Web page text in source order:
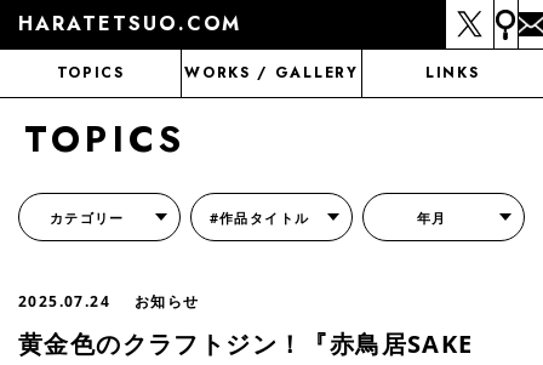
HARATETSUO.COM
TOPICS WORKS / GALLERY LINKS
TOPICS
カテゴリー #作品タイトル 年月
2025.07.24 お知らせ
黄金色のクラフトジン！『赤鳥居SAKE